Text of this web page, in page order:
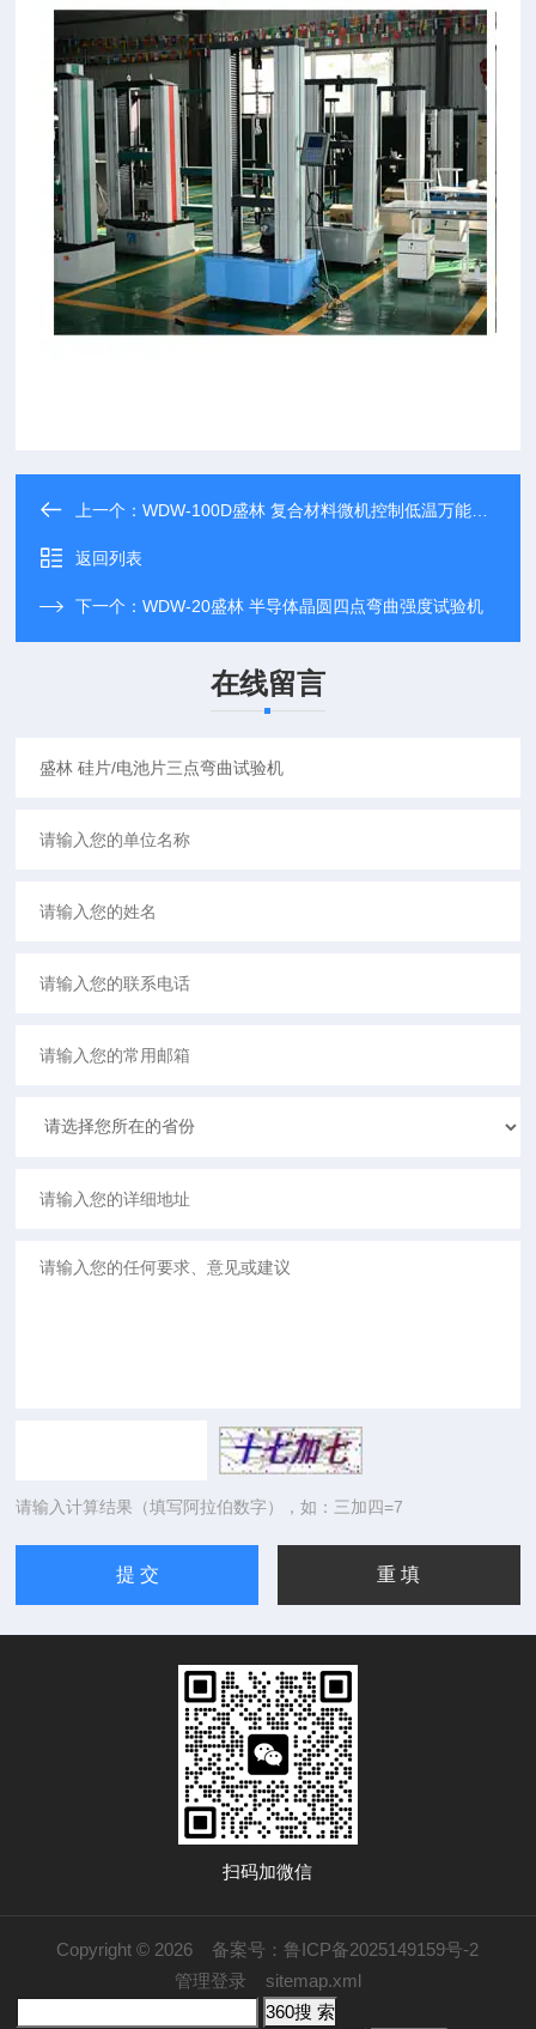
上一个：WDW-100D盛林 复合材料微机控制低温万能试验机
返回列表
下一个：WDW-20盛林 半导体晶圆四点弯曲强度试验机
在线留言
请输入计算结果（填写阿拉伯数字），如：三加四=7
扫码加微信
Copyright © 2026 备案号：鲁ICP备2025149159号-2
管理登录
sitemap.xml